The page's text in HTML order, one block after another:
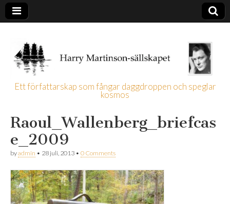
Harry
Martinson-
sällskapet
Ett författarskap som fångar daggdroppen och speglar
kosmos
Raoul_Wallenberg_briefcas
e_2009
byadmin • 28 juli, 2013 • 0 Comments